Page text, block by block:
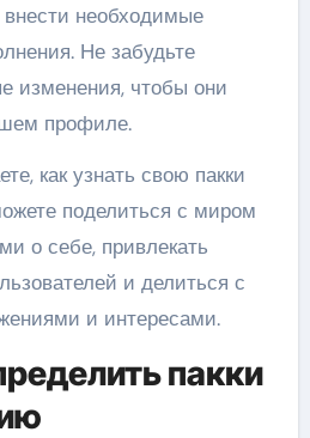
внести необходимые
Не забудьте
изменения, чтобы они
профиле.
как узнать свою пакки
поделиться с миром
о себе, привлекать
и делиться с
и интересами.
пакки